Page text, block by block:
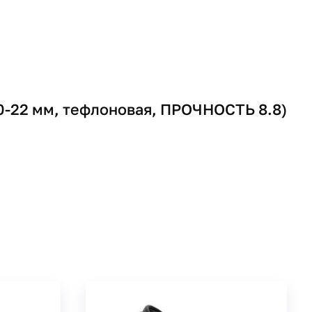
22 мм, тефлоновая, ПРОЧНОСТЬ 8.8)